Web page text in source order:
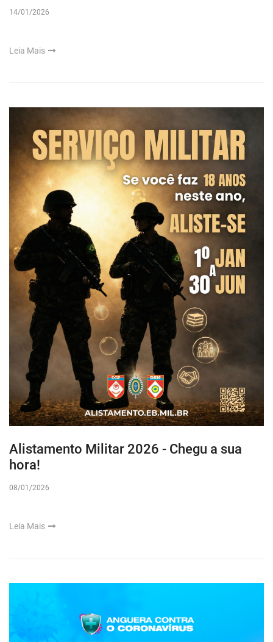
14/01/2026
Leia Mais
Alistamento Militar 2026 - Chegu a sua
hora!
08/01/2026
Leia Mais